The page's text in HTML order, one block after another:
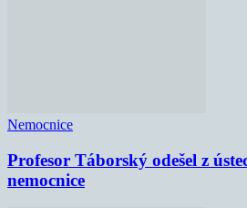
Nemocnice
Profesor Táborský odešel z
nemocnice